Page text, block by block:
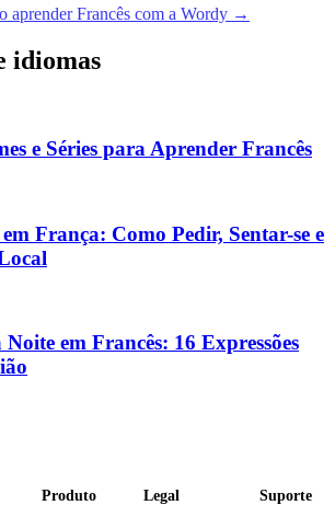
aprender Francês com a Wordy →
idiomas
e Séries para Aprender Francês
França: Como Pedir, Sentar-se e
em Francês: 16 Expressões
Produto
Legal
Suporte